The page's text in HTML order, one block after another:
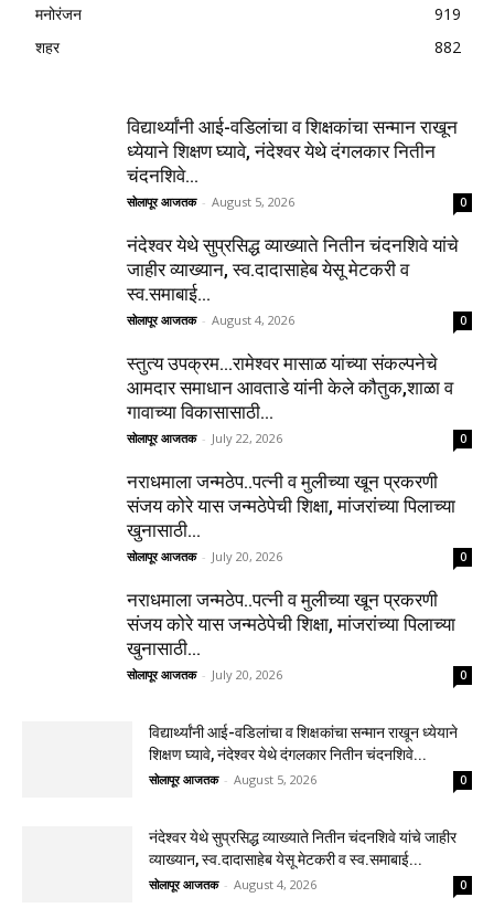
मनोरंजन
919
शहर
882
विद्यार्थ्यांनी आई-वडिलांचा व शिक्षकांचा सन्मान राखून
ध्येयाने शिक्षण घ्यावे, नंदेश्वर येथे दंगलकार नितीन
चंदनशिवे...
सोलापूर आजतक - August 5, 2026 0
नंदेश्वर येथे सुप्रसिद्ध व्याख्याते नितीन चंदनशिवे यांचे
जाहीर व्याख्यान, स्व.दादासाहेब येसू मेटकरी व
स्व.समाबाई...
सोलापूर आजतक - August 4, 2026 0
स्तुत्य उपक्रम…रामेश्वर मासाळ यांच्या संकल्पनेचे
आमदार समाधान आवताडे यांनी केले कौतुक,शाळा व
गावाच्या विकासासाठी...
सोलापूर आजतक - July 22, 2026 0
नराधमाला जन्मठेप..पत्नी व मुलीच्या खून प्रकरणी
संजय कोरे यास जन्मठेपेची शिक्षा, मांजरांच्या पिलाच्या
खुनासाठी...
सोलापूर आजतक - July 20, 2026 0
नराधमाला जन्मठेप..पत्नी व मुलीच्या खून प्रकरणी
संजय कोरे यास जन्मठेपेची शिक्षा, मांजरांच्या पिलाच्या
खुनासाठी...
सोलापूर आजतक - July 20, 2026 0
विद्यार्थ्यांनी आई-वडिलांचा व शिक्षकांचा सन्मान राखून ध्येयाने
शिक्षण घ्यावे, नंदेश्वर येथे दंगलकार नितीन चंदनशिवे...
सोलापूर आजतक - August 5, 2026 0
नंदेश्वर येथे सुप्रसिद्ध व्याख्याते नितीन चंदनशिवे यांचे जाहीर
व्याख्यान, स्व.दादासाहेब येसू मेटकरी व स्व.समाबाई...
सोलापूर आजतक - August 4, 2026 0